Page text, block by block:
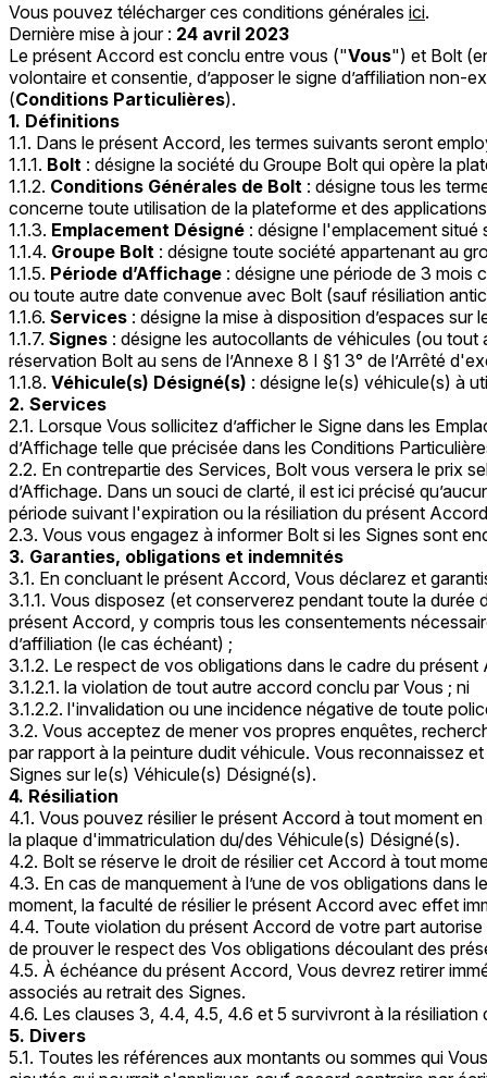
Vous pouvez télécharger ces conditions générales ici.
Dernière mise à jour : 24 avril 2023
Le présent Accord est conclu entre vous ("Vous") et Bolt
volontaire et consentie, d’apposer le signe d’affiliation non-
(Conditions Particulières).
1. Définitions
1.1. Dans le présent Accord, les termes suivants seront
1.1.1. Bolt : désigne la société du Groupe Bolt qui opère la
1.1.2. Conditions Générales de Bolt : désigne tous les
concerne toute utilisation de la plateforme et des
1.1.3. Emplacement Désigné : désigne l'emplacement
1.1.4. Groupe Bolt : désigne toute société appartenant au
1.1.5. Période d’Affichage : désigne une période de 3 mois
ou toute autre date convenue avec Bolt (sauf résiliation
1.1.6. Services : désigne la mise à disposition d’espaces
1.1.7. Signes : désigne les autocollants de véhicules (ou
réservation Bolt au sens de l’Annexe 8 I §1 3° de l’Arrêté
1.1.8. Véhicule(s) Désigné(s) : désigne le(s) véhicule(s) à
2. Services
2.1. Lorsque Vous sollicitez d’afficher le Signe dans les
d’Affichage telle que précisée dans les Conditions
2.2. En contrepartie des Services, Bolt vous versera le prix
d’Affichage. Dans un souci de clarté, il est ici précisé
période suivant l'expiration ou la résiliation du présent
2.3. Vous vous engagez à informer Bolt si les Signes sont
3. Garanties, obligations et indemnités
3.1. En concluant le présent Accord, Vous déclarez et
3.1.1. Vous disposez (et conserverez pendant toute la
présent Accord, y compris tous les consentements
d’affiliation (le cas échéant) ;
3.1.2. Le respect de vos obligations dans le cadre du
3.1.2.1. la violation de tout autre accord conclu par Vous ; ni
3.1.2.2. l'invalidation ou une incidence négative de toute
3.2. Vous acceptez de mener vos propres enquêtes,
par rapport à la peinture dudit véhicule. Vous reconnaissez
Signes sur le(s) Véhicule(s) Désigné(s).
4. Résiliation
4.1. Vous pouvez résilier le présent Accord à tout moment
la plaque d'immatriculation du/des Véhicule(s) Désigné(s).
4.2. Bolt se réserve le droit de résilier cet Accord à tout
4.3. En cas de manquement à l’une de vos obligations
moment, la faculté de résilier le présent Accord avec effet
4.4. Toute violation du présent Accord de votre part
de prouver le respect des Vos obligations découlant des
4.5. À échéance du présent Accord, Vous devrez retirer
associés au retrait des Signes.
4.6. Les clauses 3, 4.4, 4.5, 4.6 et 5 survivront à la
5. Divers
5.1. Toutes les références aux montants ou sommes qui